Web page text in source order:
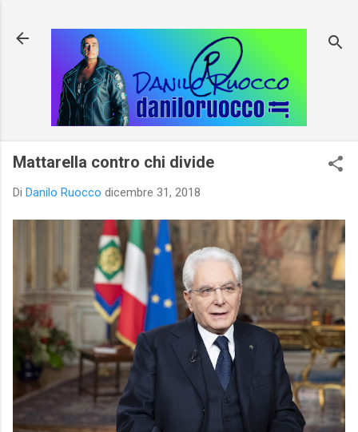
Mattarella contro chi divide
Di Danilo Ruocco dicembre 31, 2018